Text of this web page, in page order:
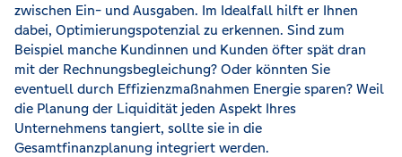
zwischen Ein- und Ausgaben. Im Idealfall hilft er Ihnen
dabei, Optimierungspotenzial zu erkennen. Sind zum
Beispiel manche Kundinnen und Kunden öfter spät dran
mit der Rechnungsbegleichung? Oder könnten Sie
eventuell durch Effizienzmaßnahmen Energie sparen? Weil
die Planung der Liquidität jeden Aspekt Ihres
Unternehmens tangiert, sollte sie in die
Gesamtfinanzplanung integriert werden.